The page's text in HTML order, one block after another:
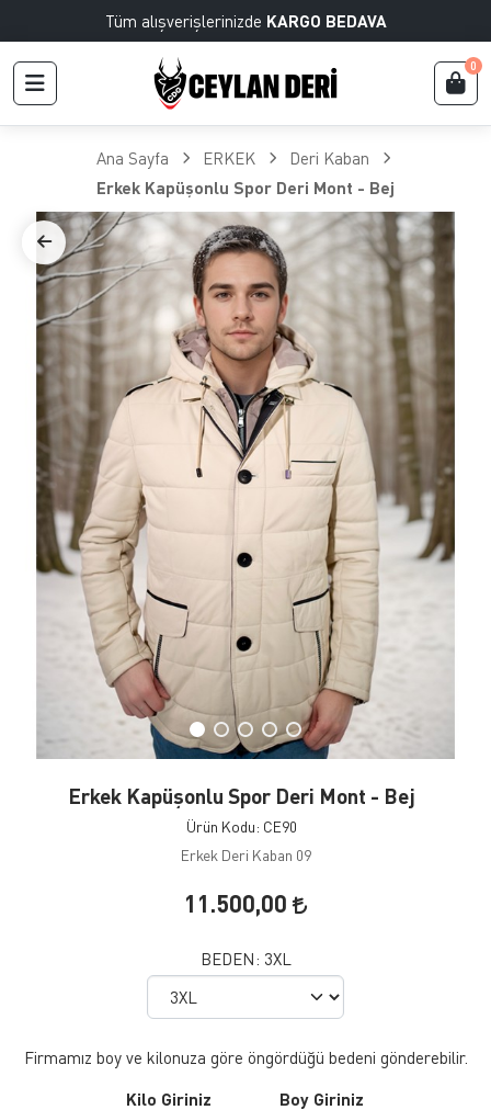
Tüm alışverişlerinizde KARGO BEDAVA
0
Ana Sayfa ERKEK
Deri Kaban
Erkek Kapüşonlu Spor Deri Mont - Bej
Erkek Kapüşonlu Spor Deri Mont - Bej
Ürün Kodu: CE90
Erkek Deri Kaban 09
11.500,00
BEDEN: 3XL
Firmamız boy ve kilonuza göre öngördüğü bedeni gönderebilir.
Kilo Giriniz Boy Giriniz